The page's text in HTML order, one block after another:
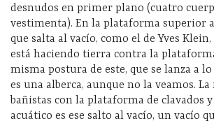
desnudos en primer plano (cuatro
vestimenta). En la plataforma superior
que salta al vacío, como el de Yves
está haciendo tierra contra la
misma postura de este, que se lanza a
es una alberca, aunque no la veamos.
bañistas con la plataforma de clavados
acuático es ese salto al vacío, un vacío